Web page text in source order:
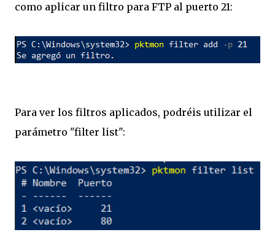
como aplicar un filtro para FTP al puerto 21:
Para ver los filtros aplicados, podréis utilizar el
parámetro "filter list":